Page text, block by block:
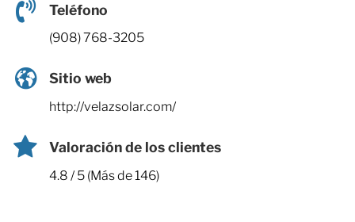
Teléfono
(908) 768-3205
Sitio web
http://velazsolar.com/
Valoración de los clientes
4.8 / 5 (Más de 146)